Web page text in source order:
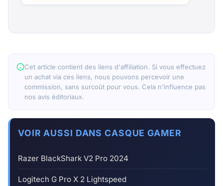
Cet article contient des liens d'affiliation. Si vous effectuez
un achat via ces liens, nous pouvons percevoir une
commission, sans surcoût pour vous. Cela n'influence pas
nos avis éditoriaux.
VOIR AUSSI DANS CASQUE GAMER
Razer BlackShark V2 Pro 2024
Logitech G Pro X 2 Lightspeed